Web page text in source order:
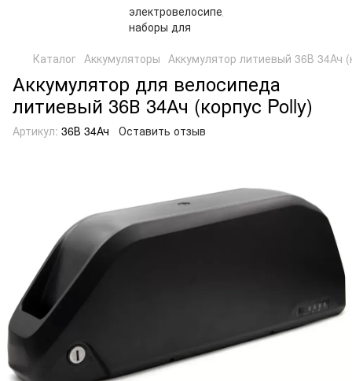
Каталог Аккумуляторы Аккумулятор литиевый 36В 34Ач
Аккумулятор для велосипеда
литиевый 36В 34Ач (корпус Polly)
Артикул: 36В 34Ач Оставить отзыв